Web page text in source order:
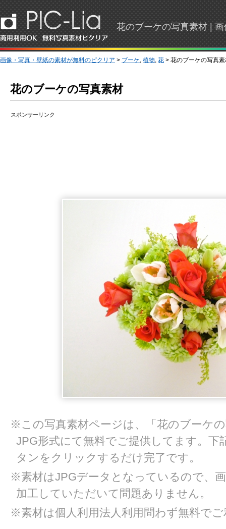
花のブーケの写真素材 |
画像・写真・壁紙の素材が無料のピクリア > ブーケ, 植物, 花 > 花のブーケの写真
花のブーケの写真素材
スポンサーリンク
※この写真素材ページは、「花のブーケ
JPG形式にて無料でご提供してます。下
タンをクリックするだけ完了です。
※素材はJPGデータとなっているので、
加工していただいて問題ありません。
※素材は個人利用法人利用問わず無料で